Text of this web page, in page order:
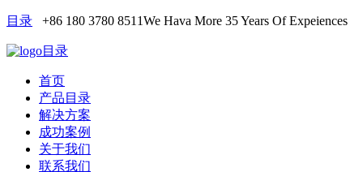
目录 +86 180 3780 8511We Hava More 35 Years Of Expeiences
目录
首页
产品目录
解决方案
成功案例
关于我们
联系我们